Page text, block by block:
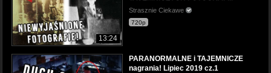
13:24
Strasznie Ciekawe
720p
PARANORMALNE i TAJEMNICZE
nagrania! Lipiec 2019 cz.1